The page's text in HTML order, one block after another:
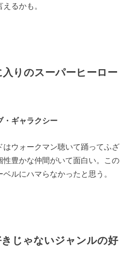
るかも。
入りのスーパーヒーロー
・ギャラクシー
はウォークマン聴いて踊ってふざ
性豊かな仲間がいて面白い。この
ルにハマらなかったと思う。
きじゃないジャンルの好